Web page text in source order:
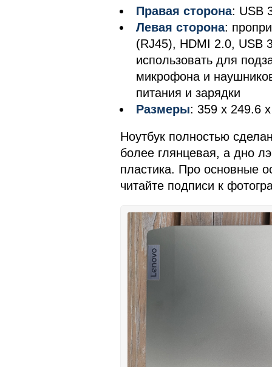
Правая сторона: USB
Левая сторона:
(RJ45), HDMI 2.0, USB
использовать для
микрофона и
питания и зарядки
Размеры: 359 х 249.6
Ноутбук полностью
более глянцевая, а дно
пластика. Про основные
читайте подписи к